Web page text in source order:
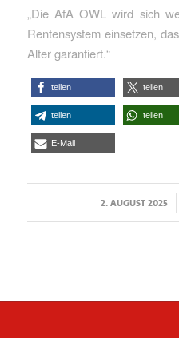
„Die AfA OWL wird sich
Rentensystem einsetzen,
Alter garantiert.“
teilen teilen
teilen teilen
E-Mail
2. AUGUST 2025
/